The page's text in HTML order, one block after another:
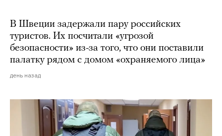
В Швеции задержали пару российских
туристов. Их посчитали «угрозой
безопасности» из-за того, что они поставили
палатку рядом с домом «охраняемого лица»
день назад